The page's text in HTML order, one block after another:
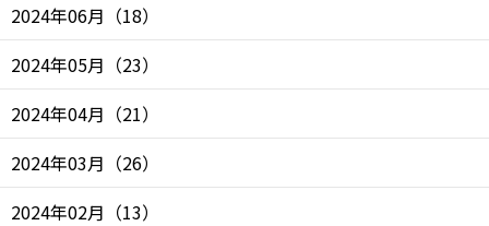
2024年06月 （18）
2024年05月 （23）
2024年04月 （21）
2024年03月 （26）
2024年02月 （13）